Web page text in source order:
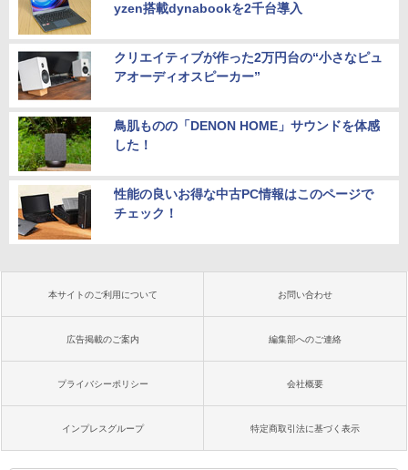
yzen搭載dynabookを2千台導入
クリエイティブが作った2万円台の“小さなピュ
アオーディオスピーカー”
鳥肌ものの「DENON HOME」サウンドを体感
した！
性能の良いお得な中古PC情報はこのページで
チェック！
本サイトのご利用について お問い合わせ
広告掲載のご案内 編集部へのご連絡
プライバシーポリシー 会社概要
インプレスグループ 特定商取引法に基づく表示